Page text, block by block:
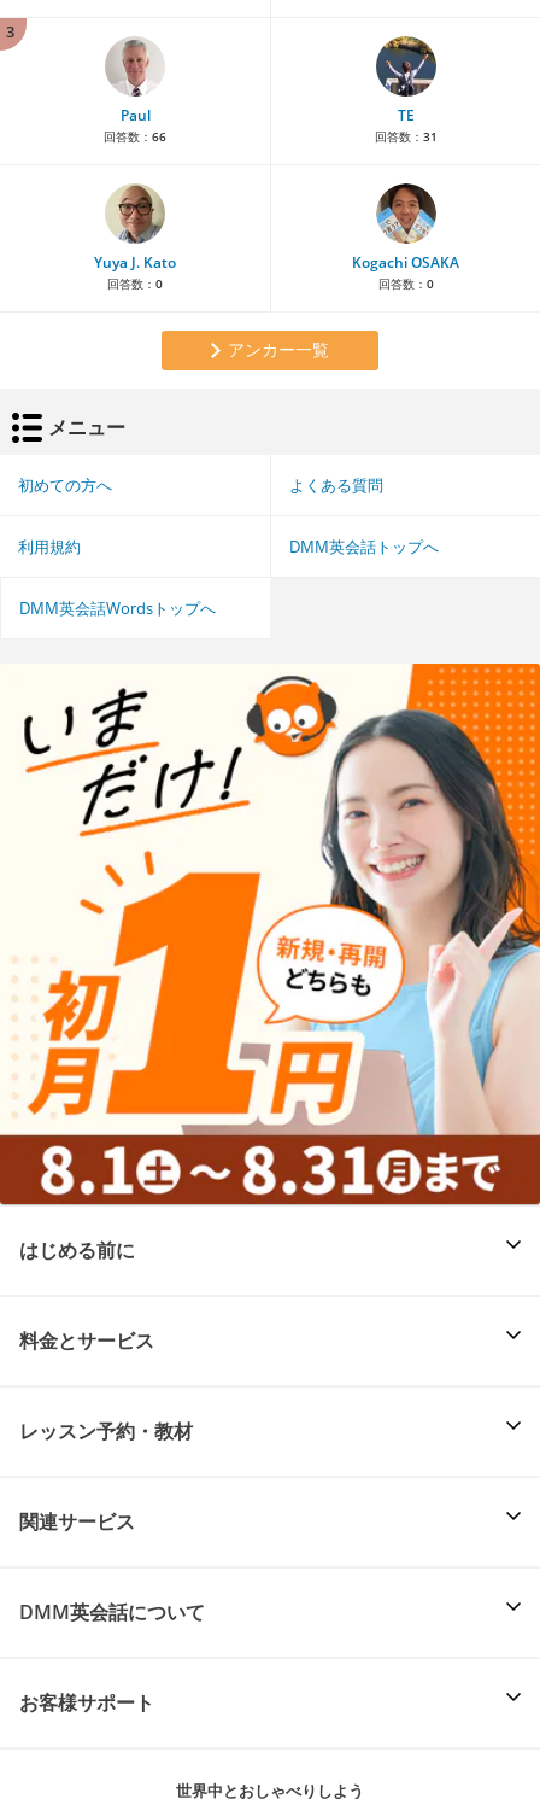
3
Paul
回答数： 66
TE
回答数： 31
Yuya J. Kato
回答数： 0
Kogachi OSAKA
回答数： 0
アンカー一覧
メニュー
初めての方へ よくある質問
利用規約 DMM英会話トップへ
DMM英会話Wordsトップへ
はじめる前に
料金とサービス
レッスン予約・教材
関連サービス
DMM英会話について
お客様サポート
世界中とおしゃべりしよう